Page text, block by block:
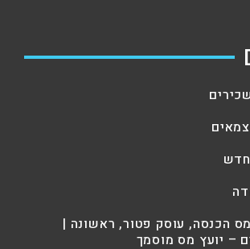
הכנסה, עוסק פטור, ראשונה |
– יועץ מס מוסמך